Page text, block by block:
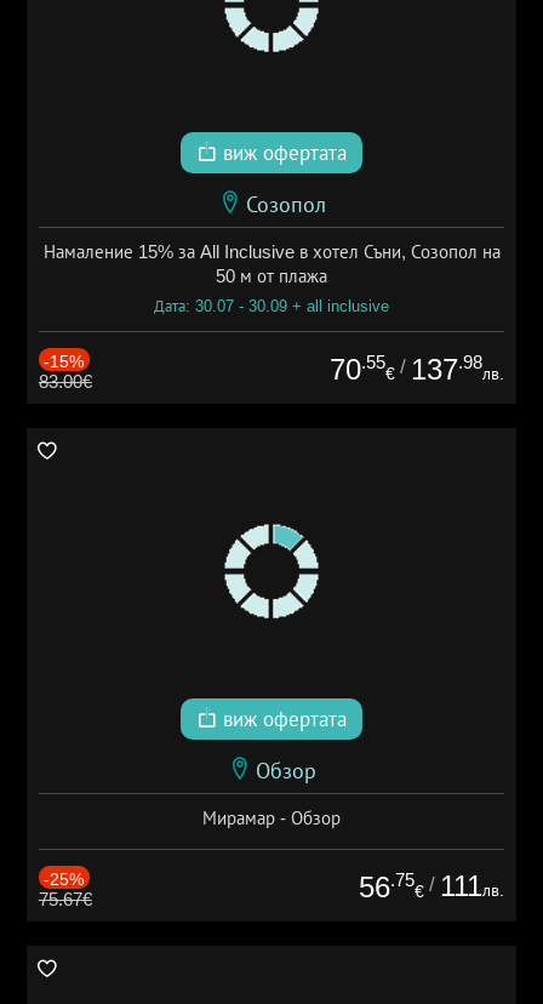
виж офертата
Созопол
Намаление 15% за All Inclusive в хотел Съни, Созопол на
50 м от плажа
Дата: 30.07 - 30.09 + all inclusive
-15%
83.00€ 70.55
€ / 137.98
лв.
виж офертата
Обзор
Мирамар - Обзор
-25%
75.67€ 56.75
€ / 111лв.